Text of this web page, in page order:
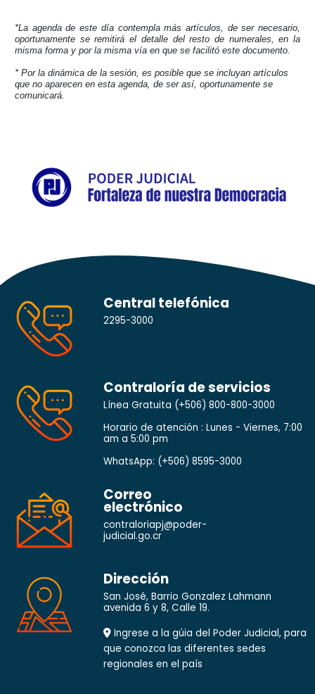
*La agenda de este día contempla más artículos, de ser necesario,
oportunamente se remitirá el detalle del resto de numerales, en la
misma forma y por la misma vía en que se facilitó este documento.
* Por la dinámica de la sesión, es posible que se incluyan artículos
que no aparecen en esta agenda, de ser así, oportunamente se
comunicará.
Central telefónica
2295-3000
Contraloría de servicios
Línea Gratuita (+506) 800-800-3000
Horario de atención : Lunes - Viernes, 7:00
am a 5:00 pm
WhatsApp: (+506) 8595-3000
Correo
electrónico
contraloriapj@poder-
judicial.go.cr
Dirección
San José, Barrio Gonzalez Lahmann
avenida 6 y 8, Calle 19.
Ingrese a la gúia del Poder Judicial, para
que conozca las diferentes sedes
regionales en el país